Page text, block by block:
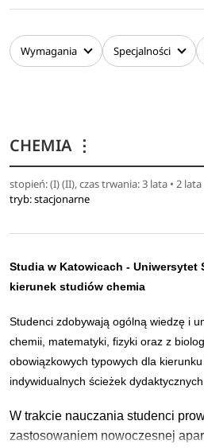
przypadku specjalności optyka
optometrii nacisk nałożony jest
Studia odbywają się w
Interdyscyplinarnych w
20 pracowni biofizycznych, 10
elementami optometrii odbywać
wyposażonych pracowni
obuocznego i VT, pomocy
kontaktologii, obróbki soczewek
Stacjonarne studia I stopnia na
uzyskaniem tytułu licencjata
Wymagania Specjalności
CHEMIA ⋮
stopień: (I) (II), czas trwania: 3 lata • 2 lata
tryb: stacjonarne
Studia w Katowicach -Uniwersytet
kierunek studiów chemia
Studenci zdobywają ogólną wiedzę i
chemii, matematyki, fizyki oraz z
obowiązkowych typowych dla
indywidualnych ścieżek dydaktycznych.
W trakcie nauczania studenci
zastosowaniem nowoczesnej